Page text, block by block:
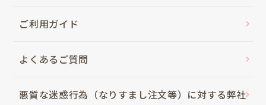
ご利用ガイド
よくあるご質問
悪質な迷惑行為（なりすまし注文等）に対する弊社